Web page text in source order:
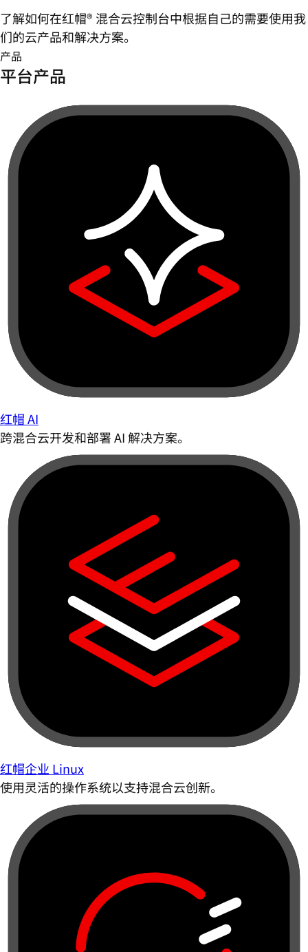
了解如何在红帽® 混合云控制台中根据自己的需要使用我
们的云产品和解决方案。
产品
平台产品
红帽 AI
跨混合云开发和部署 AI 解决方案。
红帽企业 Linux
使用灵活的操作系统以支持混合云创新。